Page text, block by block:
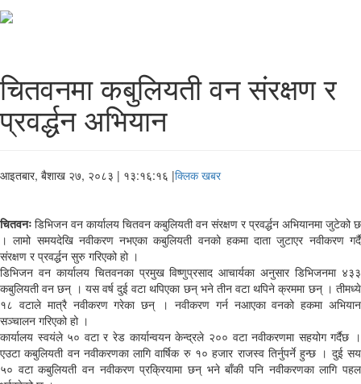
चितवनमा कबुलियती वन संरक्षण र
प्रवर्द्धन अभियान
आइतबार, बैशाख २७, २०८३ | १३:१६:१६ |क्लिक खबर
चितवनः डिभिजन वन कार्यालय चितवन कबुलियती वन संरक्षण र प्रवर्द्धन अभियानमा जुटेको छ
। लामो समयदेखि नवीकरण नभएका कबुलियती वनको हकमा दाता जुटाएर नवीकरण गर्दै
संरक्षण र प्रवर्द्धन सुरु गरिएको हो ।
डिभिजन वन कार्यालय चितवनका प्रमुख विष्णुप्रसाद आचार्यका अनुसार डिभिजनमा ४३३
कबुलियती वन छन् । यस वर्ष दुई वटा थपिएका छन् भने तीन वटा थपिने क्रममा छन् । तीमध्ये
१८ वटाले मात्रै नवीकरण गरेका छन् । नवीकरण गर्न नआएका वनको हकमा अभियान
सञ्चालन गरिएको हो ।
कार्यालय स्वयंले ५० वटा र रेड कार्यान्वयन केन्द्रले २०० वटा नवीकरणमा सहयोग गर्दैछ ।
एउटा कबुलियती वन नवीकरणका लागि वार्षिक रु १० हजार राजस्व तिर्नुपर्ने हुन्छ । दुई सय
५० वटा कबुलियती वन नवीकरण प्रक्रियामा छन् भने बाँकी पनि नवीकरणका लागि पहल